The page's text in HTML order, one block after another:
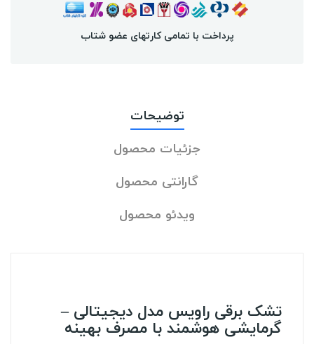
پرداخت با تمامی کارتهای عضو شتاب
توضیحات
جزئیات محصول
گارانتی محصول
ویدئو محصول
تشک برقی راویس مدل دیجیتالی –
گرمایشی هوشمند با مصرف بهینه